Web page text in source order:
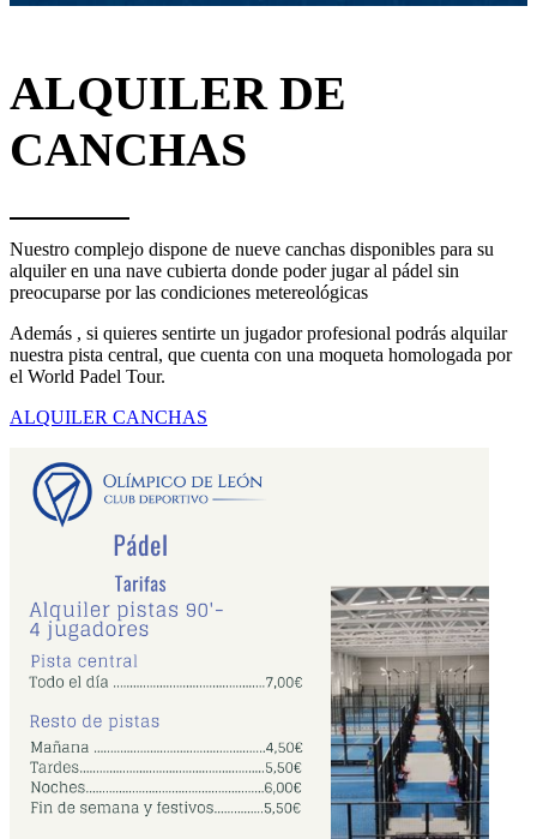
ALQUILER DE
CANCHAS
Nuestro complejo dispone de nueve canchas disponibles para su
alquiler en una nave cubierta donde poder jugar al pádel sin
preocuparse por las condiciones metereológicas
Además , si quieres sentirte un jugador profesional podrás alquilar
nuestra pista central, que cuenta con una moqueta homologada por
el World Padel Tour.
ALQUILER CANCHAS